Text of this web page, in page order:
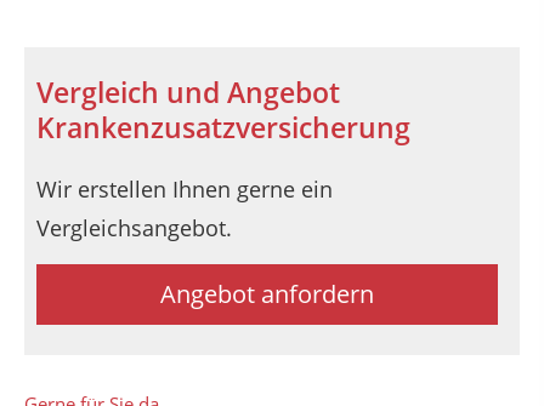
Vergleich und Angebot
Krankenzusatzversicherung
Wir erstellen Ihnen gerne ein
Vergleichsangebot.
Angebot anfordern